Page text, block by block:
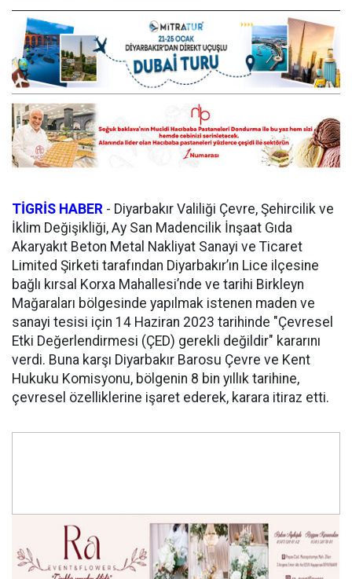
TİGRİS HABER - Diyarbakır Valiliği Çevre, Şehircilik ve
İklim Değişikliği, Ay San Madencilik İnşaat Gıda
Akaryakıt Beton Metal Nakliyat Sanayi ve Ticaret
Limited Şirketi tarafından Diyarbakır’ın Lice ilçesine
bağlı kırsal Korxa Mahallesi’nde ve tarihi Birkleyn
Mağaraları bölgesinde yapılmak istenen maden ve
sanayi tesisi için 14 Haziran 2023 tarihinde "Çevresel
Etki Değerlendirmesi (ÇED) gerekli değildir" kararını
verdi. Buna karşı Diyarbakır Barosu Çevre ve Kent
Hukuku Komisyonu, bölgenin 8 bin yıllık tarihine,
çevresel özelliklerine işaret ederek, karara itiraz etti.